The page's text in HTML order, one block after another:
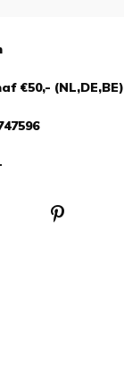
€50,- (NL,DE,BE)